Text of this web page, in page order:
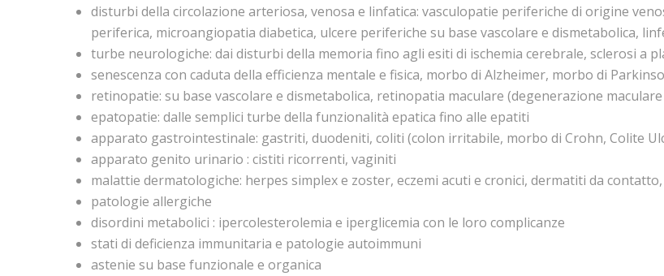
disturbi della circolazione arteriosa, venosa e linfatica: vasculopatie periferiche di origine
periferica, microangiopatia diabetica, ulcere periferiche su base vascolare e dismetabolica,
turbe neurologiche: dai disturbi della memoria fino agli esiti di ischemia cerebrale, sclerosi a
senescenza con caduta della efficienza mentale e fisica, morbo di Alzheimer, morbo di
retinopatie: su base vascolare e dismetabolica, retinopatia maculare (degenerazione
epatopatie: dalle semplici turbe della funzionalità epatica fino alle epatiti
apparato gastrointestinale: gastriti, duodeniti, coliti (colon irritabile, morbo di Crohn, Colite
apparato genito urinario : cistiti ricorrenti, vaginiti
malattie dermatologiche: herpes simplex e zoster, eczemi acuti e cronici, dermatiti da
patologie allergiche
disordini metabolici : ipercolesterolemia e iperglicemia con le loro complicanze
stati di deficienza immunitaria e patologie autoimmuni
astenie su base funzionale e organica